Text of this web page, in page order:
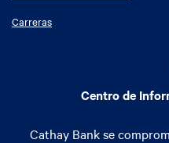
Carreras
Centro de
Cathay Bank se